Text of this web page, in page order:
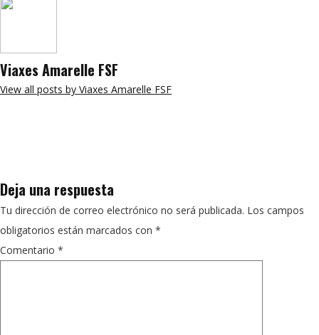
Viaxes Amarelle FSF
View all posts by Viaxes Amarelle FSF
Deja una respuesta
Tu dirección de correo electrónico no será publicada. Los campos
obligatorios están marcados con *
Comentario *